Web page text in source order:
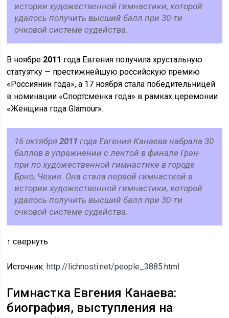
истории художественной гимнастики, которой
удалось получить высший балл при 30-ти
очковой системе судейства.
В ноябре 2011 года Евгения получила хрустальную
статуэтку — престижнейшую российскую премию
«Россиянин года», а 17 ноября стала победительницей
в номинации «Спортсменка года» в рамках церемонии
«Женщина года Glamour».
16 октября2011 года Евгения Канаева набрала 30
баллов в упражнении с лентой в финале Гран-
при по художественной гимнастике в городе
Брно, Чехия. Она стала первой гимнасткой в
истории художественной гимнастики, которой
удалось получить высший балл при 30-ти
очковой системе судейства.
↑ свернуть
Источник:http://lichnosti.net/people_3885.html
Гимнастка Евгения Канаева:
биография, выступления на